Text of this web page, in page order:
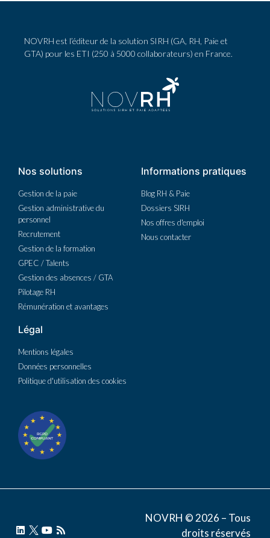
NOVRH est l’éditeur de la solution SIRH (GA, RH, Paie et
GTA) pour les ETI (250 à 5000 collaborateurs) en France.
Nos solutions
Gestion de la paie
Gestion administrative du
personnel
Recrutement
Gestion de la formation
GPEC / Talents
Gestion des absences / GTA
Pilotage RH
Rémunération et avantages
Informations pratiques
Blog RH & Paie
Dossiers SIRH
Nos offres d'emploi
Nous contacter
Légal
Mentions légales
Données personnelles
Politique d'utilisation des cookies
NOVRH © 2026 – Tous
droits réservés